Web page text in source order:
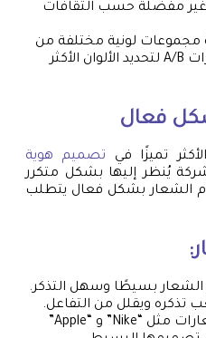
غير مفضلة حسب الثقافات
مجموعات لونية مختلفة من
خلال استبيانات أو اختبارات A/B لتحديد الألوان الأكثر
فعال
تميزًا في تصميم هوية
يُنظر إليها بشكل متكرر
الشعار بشكل فعال يتطلب
بسيطًا وسهل التذكر.
تذكره ويقلل من التفاعل.
شخصيًا، ألاحظ أن الشعارات مثل “Nike” و “Apple”